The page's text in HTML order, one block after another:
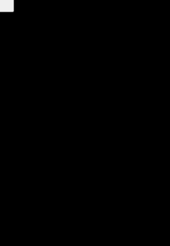
แทนของดัชนีในช่วงเวลาเดียวกัน